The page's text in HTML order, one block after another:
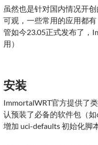
虽然也是针对国内情况开
可观，一些常用的应用都
管如今23.05正式发布了，
用）
安装
ImmortalWRT官方提供了
认预装了必备的软件包（
增加 uci-defaults 初始化脚